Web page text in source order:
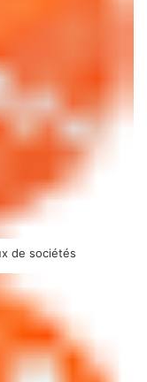
de sociétés